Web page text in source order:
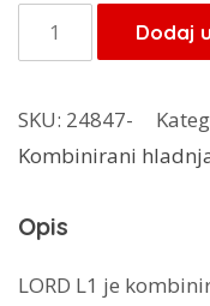
je:
Lord
kombinirani
L1
količina
Dodaj
SKU: 24847-
Kombinirani
Opis
LORD L1 je